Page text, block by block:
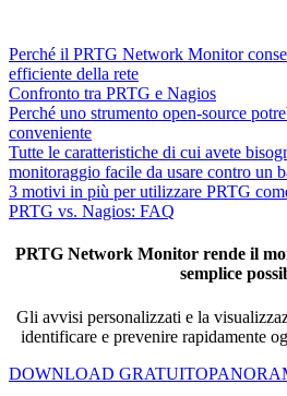
Perché il PRTG Network Monitor
efficiente della rete
Confronto tra PRTG e Nagios
Perché uno strumento open-source
conveniente
Tutte le caratteristiche di cui avete
monitoraggio facile da usare contro un
3 motivi in più per utilizzare PRTG
PRTG vs. Nagios: FAQ
PRTG Network Monitor rende il
semplice
Gli avvisi personalizzati e la
identificare e prevenire rapidamente
DOWNLOAD GRATUITO